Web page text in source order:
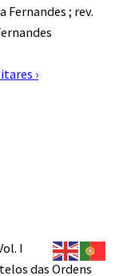
Fernandes ; rev.
›
I
das Ordens